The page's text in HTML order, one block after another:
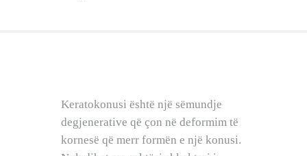
Keratokonusi është një sëmundje
degjenerative që çon në deformim të
kornesë që merr formën e një konusi.